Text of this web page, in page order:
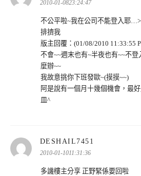
示:
2010-01-0823:24:47
不公平啦~我在公司不能登入耶
排擠我
版主回覆：(01/08/2010 11:33:55
不會~~週末也有~半夜也有~~不
麼辦~~
我故意挑你下班發歐~(摸摸~~)
阿是說有一個月十幾個機會，最
皿^
DESHAIL7451
2010-01-1011:31:36
多譏樓主分享 正野緊係要回啦